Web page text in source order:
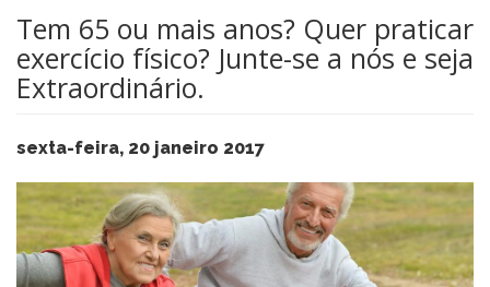
Tem 65 ou mais anos? Quer praticar
exercício físico? Junte-se a nós e seja
Extraordinário.
sexta-feira, 20 janeiro 2017